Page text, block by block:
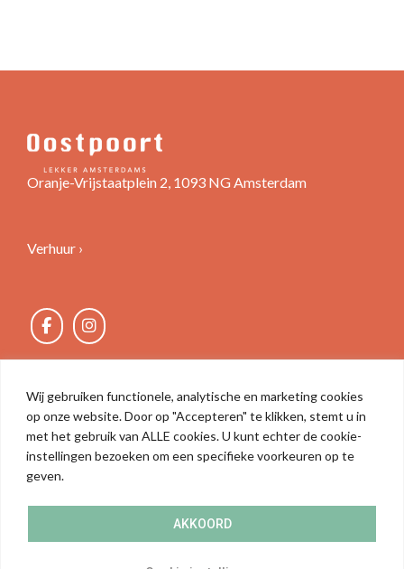
Wij gebruiken functionele, analytische en marketing cookies
op onze website. Door op "Accepteren" te klikken, stemt u in
met het gebruik van ALLE cookies. U kunt echter de cookie-
instellingen bezoeken om een ​​specifieke voorkeuren op te
geven.
AKKOORD
Oranje-Vrijstaatplein 2, 1093 NG Amsterdam
Verhuur ›
Privacy statement